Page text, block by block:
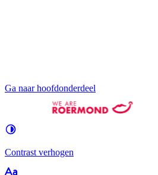
Ga naar hoofdonderdeel
Contrast verhogen